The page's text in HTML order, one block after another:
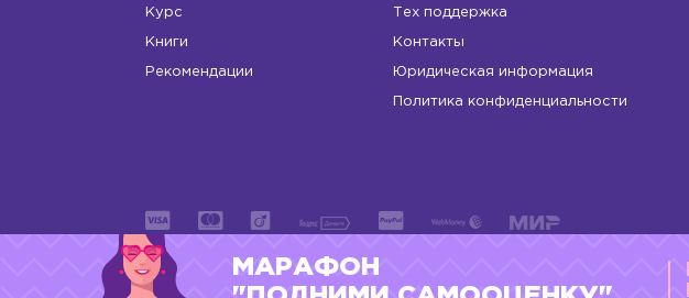
Курс
Книги
Рекомендации
Тех поддержка
Контакты
Юридическая информация
Политика конфиденциальности
ИП Левчук Людмила Николаевна
МАРАФОН